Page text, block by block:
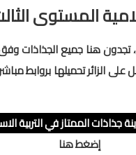
المستوى
هنا جميع الجذاذات وفق
الزائر تحميلها بروابط
جذاذات الممتاز في التربية
إضغط هنا